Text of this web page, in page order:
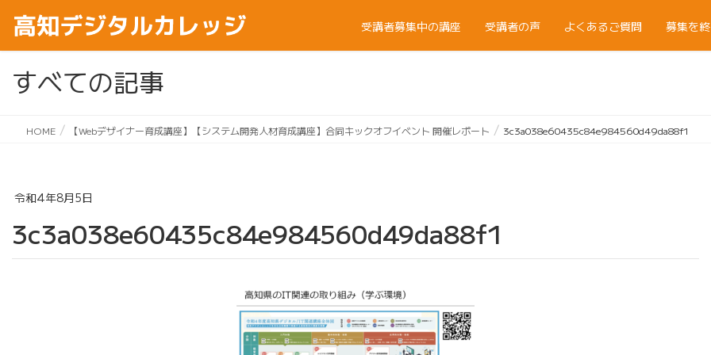
受講者募集中の講座 受講者の声 よくあるご質問 募集を
すべての記事
HOME 【Webデザイナー育成講座】【システム開発人材育成講座】合同キックオフイベント 開催レポート 3c3a038e60435c84e984560d49da88f1
令和4年8月5日
3c3a038e60435c84e984560d49da88f1